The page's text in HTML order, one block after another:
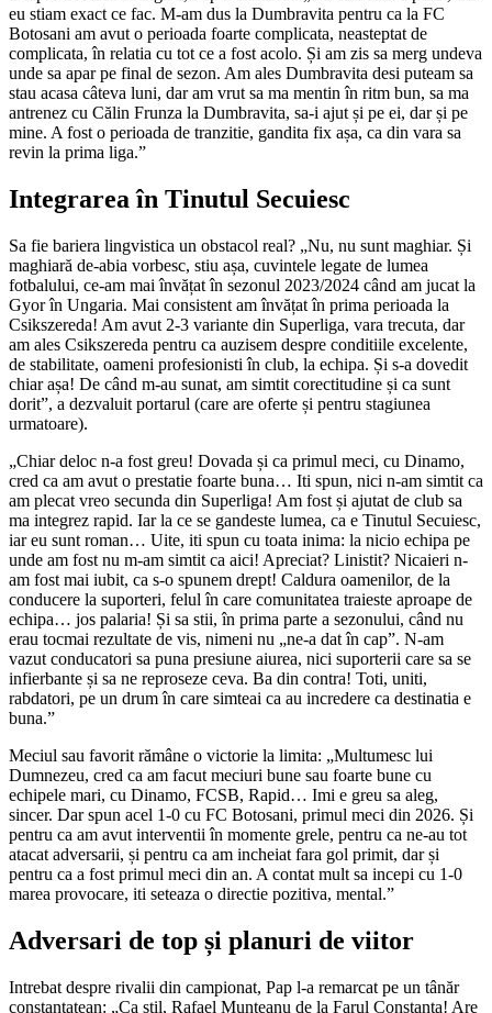
eu stiam exact ce fac. M-am dus la Dumbravita pentru ca la FC
Botosani am avut o perioada foarte complicata, neasteptat de
complicata, în relatia cu tot ce a fost acolo. Și am zis sa merg undeva
unde sa apar pe final de sezon. Am ales Dumbravita desi puteam sa
stau acasa câteva luni, dar am vrut sa ma mentin în ritm bun, sa ma
antrenez cu Călin Frunza la Dumbravita, sa-i ajut și pe ei, dar și pe
mine. A fost o perioada de tranzitie, gandita fix așa, ca din vara sa
revin la prima liga.”
Integrarea în Tinutul Secuiesc
Sa fie bariera lingvistica un obstacol real? „Nu, nu sunt maghiar. Și
maghiară de-abia vorbesc, stiu așa, cuvintele legate de lumea
fotbalului, ce-am mai învățat în sezonul 2023/2024 când am jucat la
Gyor în Ungaria. Mai consistent am învățat în prima perioada la
Csikszereda! Am avut 2-3 variante din Superliga, vara trecuta, dar
am ales Csikszereda pentru ca auzisem despre conditiile excelente,
de stabilitate, oameni profesionisti în club, la echipa. Și s-a dovedit
chiar așa! De când m-au sunat, am simtit corectitudine și ca sunt
dorit”, a dezvaluit portarul (care are oferte și pentru stagiunea
urmatoare).
„Chiar deloc n-a fost greu! Dovada și ca primul meci, cu Dinamo,
cred ca am avut o prestatie foarte buna… Iti spun, nici n-am simtit ca
am plecat vreo secunda din Superliga! Am fost și ajutat de club sa
ma integrez rapid. Iar la ce se gandeste lumea, ca e Tinutul Secuiesc,
iar eu sunt roman… Uite, iti spun cu toata inima: la nicio echipa pe
unde am fost nu m-am simtit ca aici! Apreciat? Linistit? Nicaieri n-
am fost mai iubit, ca s-o spunem drept! Caldura oamenilor, de la
conducere la suporteri, felul în care comunitatea traieste aproape de
echipa… jos palaria! Și sa stii, în prima parte a sezonului, când nu
erau tocmai rezultate de vis, nimeni nu „ne-a dat în cap”. N-am
vazut conducatori sa puna presiune aiurea, nici suporterii care sa se
infierbante și sa ne reproseze ceva. Ba din contra! Toti, uniti,
rabdatori, pe un drum în care simteai ca au incredere ca destinatia e
buna.”
Meciul sau favorit rămâne o victorie la limita: „Multumesc lui
Dumnezeu, cred ca am facut meciuri bune sau foarte bune cu
echipele mari, cu Dinamo, FCSB, Rapid… Imi e greu sa aleg,
sincer. Dar spun acel 1-0 cu FC Botosani, primul meci din 2026. Și
pentru ca am avut interventii în momente grele, pentru ca ne-au tot
atacat adversarii, și pentru ca am incheiat fara gol primit, dar și
pentru ca a fost primul meci din an. A contat mult sa incepi cu 1-0
marea provocare, iti seteaza o directie pozitiva, mental.”
Adversari de top și planuri de viitor
Intrebat despre rivalii din campionat, Pap l-a remarcat pe un tânăr
constantatean: „Ca stil, Rafael Munteanu de la Farul Constanța! Are